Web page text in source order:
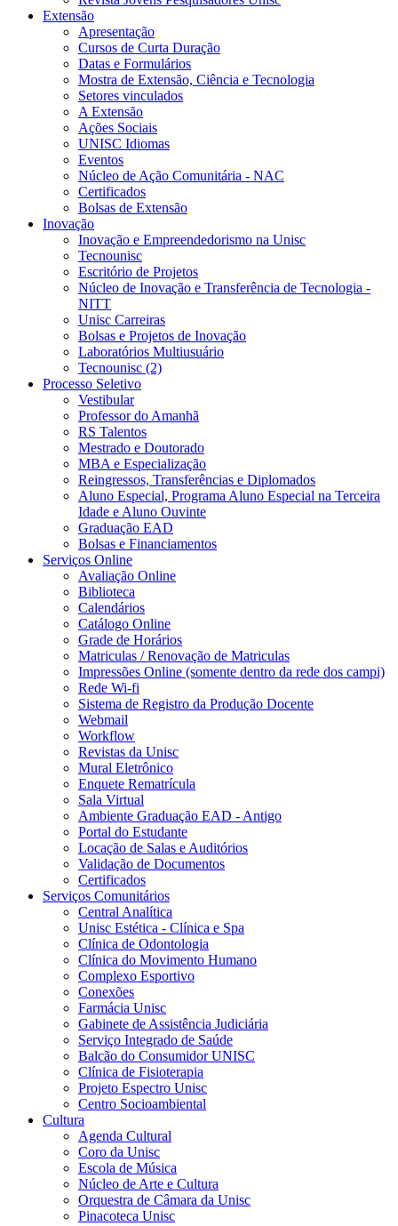
Extensão
Apresentação
Cursos de Curta Duração
Datas e Formulários
Mostra de Extensão, Ciência e Tecnologia
Setores vinculados
A Extensão
Ações Sociais
UNISC Idiomas
Eventos
Núcleo de Ação Comunitária - NAC
Certificados
Bolsas de Extensão
Inovação
Inovação e Empreendedorismo na Unisc
Tecnounisc
Escritório de Projetos
Núcleo de Inovação e Transferência de Tecnologia -
NITT
Unisc Carreiras
Bolsas e Projetos de Inovação
Laboratórios Multiusuário
Tecnounisc (2)
Processo Seletivo
Vestibular
Professor do Amanhã
RS Talentos
Mestrado e Doutorado
MBA e Especialização
Reingressos, Transferências e Diplomados
Aluno Especial, Programa Aluno Especial na Terceira
Idade e Aluno Ouvinte
Graduação EAD
Bolsas e Financiamentos
Serviços Online
Avaliação Online
Biblioteca
Calendários
Catálogo Online
Grade de Horários
Matriculas / Renovação de Matriculas
Impressões Online (somente dentro da rede dos campi)
Rede Wi-fi
Sistema de Registro da Produção Docente
Webmail
Workflow
Revistas da Unisc
Mural Eletrônico
Enquete Rematrícula
Sala Virtual
Ambiente Graduação EAD - Antigo
Portal do Estudante
Locação de Salas e Auditórios
Validação de Documentos
Certificados
Serviços Comunitários
Central Analítica
Unisc Estética - Clínica e Spa
Clínica de Odontologia
Clínica do Movimento Humano
Complexo Esportivo
Conexões
Farmácia Unisc
Gabinete de Assistência Judiciária
Serviço Integrado de Saúde
Balcão do Consumidor UNISC
Clínica de Fisioterapia
Projeto Espectro Unisc
Centro Socioambiental
Cultura
Agenda Cultural
Coro da Unisc
Escola de Música
Núcleo de Arte e Cultura
Orquestra de Câmara da Unisc
Pinacoteca Unisc